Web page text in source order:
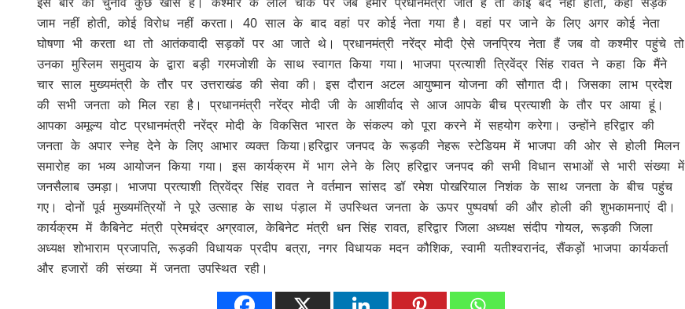
जाम नहीं होती, कोई विरोध नहीं करता। 40 साल के बाद वहां पर कोई नेता गया है। वहां पर जाने के लिए अगर कोई नेता
घोषणा भी करता था तो आतंकवादी सड़कों पर आ जाते थे। प्रधानमंत्री नरेंद्र मोदी ऐसे जनप्रिय नेता हैं जब वो कश्मीर पहुंचे तो
उनका मुस्लिम समुदाय के द्वारा बड़ी गरमजोशी के साथ स्वागत किया गया। भाजपा प्रत्याशी त्रिवेंद्र सिंह रावत ने कहा कि मैंने
चार साल मुख्यमंत्री के तौर पर उत्तराखंड की सेवा की। इस दौरान अटल आयुष्मान योजना की सौगात दी। जिसका लाभ प्रदेश
की सभी जनता को मिल रहा है। प्रधानमंत्री नरेंद्र मोदी जी के आशीर्वाद से आज आपके बीच प्रत्याशी के तौर पर आया हूं।
आपका अमूल्य वोट प्रधानमंत्री नरेंद्र मोदी के विकसित भारत के संकल्प को पूरा करने में सहयोग करेगा। उन्होंने हरिद्वार की
जनता के अपार स्नेह देने के लिए आभार व्यक्त किया।हरिद्वार जनपद के रूड़की नेहरू स्टेडियम में भाजपा की ओर से होली मिलन
समारोह का भव्य आयोजन किया गया। इस कार्यक्रम में भाग लेने के लिए हरिद्वार जनपद की सभी विधान सभाओं से भारी संख्या में
जनसैलाब उमड़ा। भाजपा प्रत्याशी त्रिवेंद्र सिंह रावत ने वर्तमान सांसद डॉ रमेश पोखरियाल निशंक के साथ जनता के बीच पहुंच
गए। दोनों पूर्व मुख्यमंत्रियों ने पूरे उत्साह के साथ पंड़ाल में उपस्थित जनता के ऊपर पुष्पवर्षा की और होली की शुभकामनाएं दी।
कार्यक्रम में कैबिनेट मंत्री प्रेमचंद्र अग्रवाल, केबिनेट मंत्री धन सिंह रावत, हरिद्वार जिला अध्यक्ष संदीप गोयल, रूड़की जिला
अध्यक्ष शोभाराम प्रजापति, रूड़की विधायक प्रदीप बत्रा, नगर विधायक मदन कौशिक, स्वामी यतीश्वरानंद, सैंकड़ों भाजपा कार्यकर्ता
और हजारों की संख्या में जनता उपस्थित रही।